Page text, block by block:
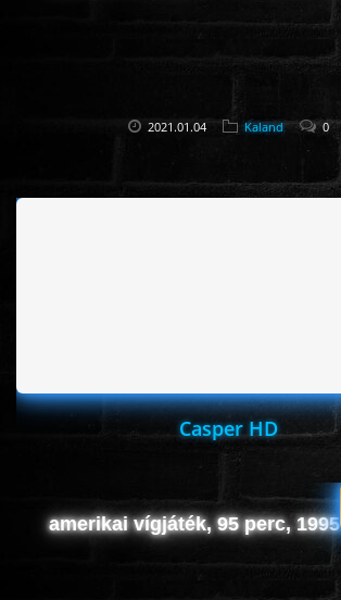
2021.01.04 Kaland 0
Casper HD
amerikai vígjáték, 95 perc, 1995